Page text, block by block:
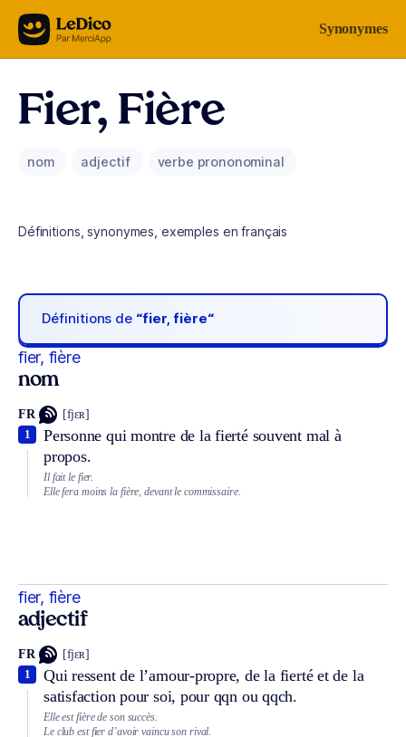
Aller au contenu Synonymes
Fier, Fière
nom adjectif verbe prononominal
Définitions, synonymes, exemples en français
Définitions de “fier, fière“
fier, fière
nom
FR [fjɛʀ]
Personne qui montre de la fierté souvent mal à
propos.
1
Il fait le fier.
Elle fera moins la fière, devant le commissaire.
fier, fière
adjectif
FR [fjɛʀ]
Qui ressent de l’amour-propre, de la fierté et de la
satisfaction pour soi, pour qqn ou qqch.
1
Elle est fière de son succès.
Le club est fier d’avoir vaincu son rival.